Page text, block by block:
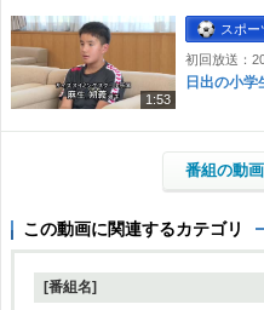
1:53
スポー
初回放送：
日出の小学
番組の動
この動画に関連するカテゴリ
[番組名]